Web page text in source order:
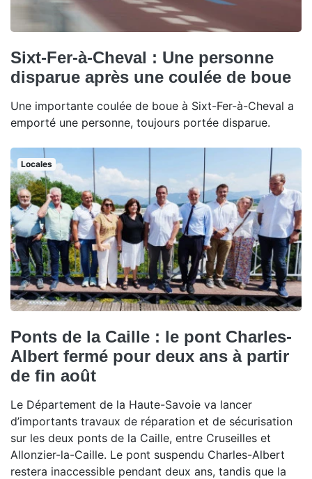
Sixt-Fer-à-Cheval : Une personne
disparue après une coulée de boue
Une importante coulée de boue à Sixt-Fer-à-Cheval a
emporté une personne, toujours portée disparue.
Locales
Ponts de la Caille : le pont Charles-
Albert fermé pour deux ans à partir
de fin août
Le Département de la Haute-Savoie va lancer
d’importants travaux de réparation et de sécurisation
sur les deux ponts de la Caille, entre Cruseilles et
Allonzier-la-Caille. Le pont suspendu Charles-Albert
restera inaccessible pendant deux ans, tandis que la